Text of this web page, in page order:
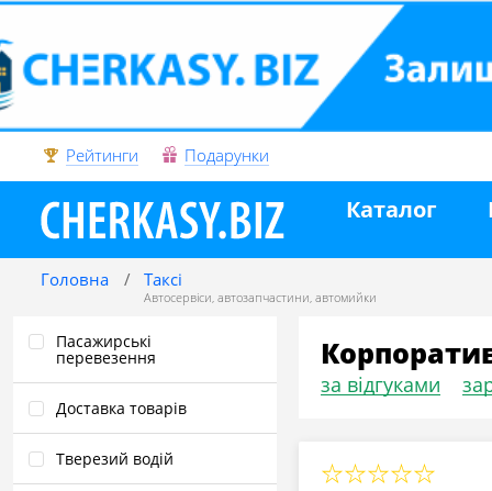
Рейтинги Подарунки
Каталог
Головна Таксі
Автосервіси, автозапчастини, автомийки
Пасажирські
перевезення
Доставка товарів
Тверезий водій
за відгуками